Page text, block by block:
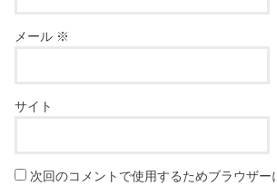
メール ※
サイト
次回のコメントで使用するためブラウザー